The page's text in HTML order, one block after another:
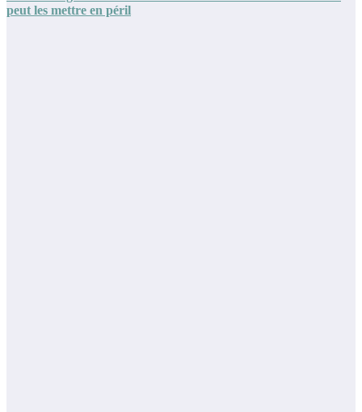
peut les mettre en péril